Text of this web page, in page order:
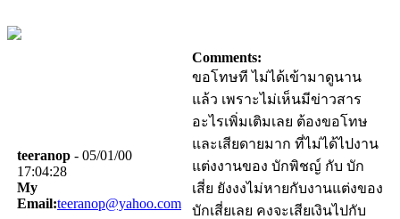
teeranop - 05/01/00
17:04:28
My
Email:teeranop@yahoo.com
Comments:
ขอโทษที ไม่ได้เข้ามาดูนาน
แล้ว เพราะไม่เห็นมีข่าวสาร
อะไรเพิ่มเติมเลย ต้องขอโทษ
และเสียดายมาก ที่ไม่ได้ไปงาน
แต่งงานของ บักพิชญ์ กับ บัก
เสี่ย ยังงงไม่หายกับงานแต่งของ
บักเสี่ยเลย คงจะเสียเงินไปกับ